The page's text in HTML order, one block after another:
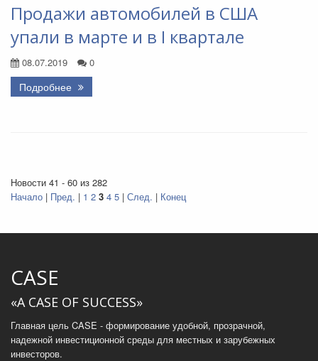
Продажи автомобилей в США
упали в марте и в I квартале
08.07.2019 0
Подробнее
Новости 41 - 60 из 282
Начало | Пред. | 1 2 3 4 5 | След. | Конец
CASE
«A CASE OF SUCCESS»
Главная цель CASE - формирование удобной, прозрачной,
надежной инвестиционной среды для местных и зарубежных
инвесторов.